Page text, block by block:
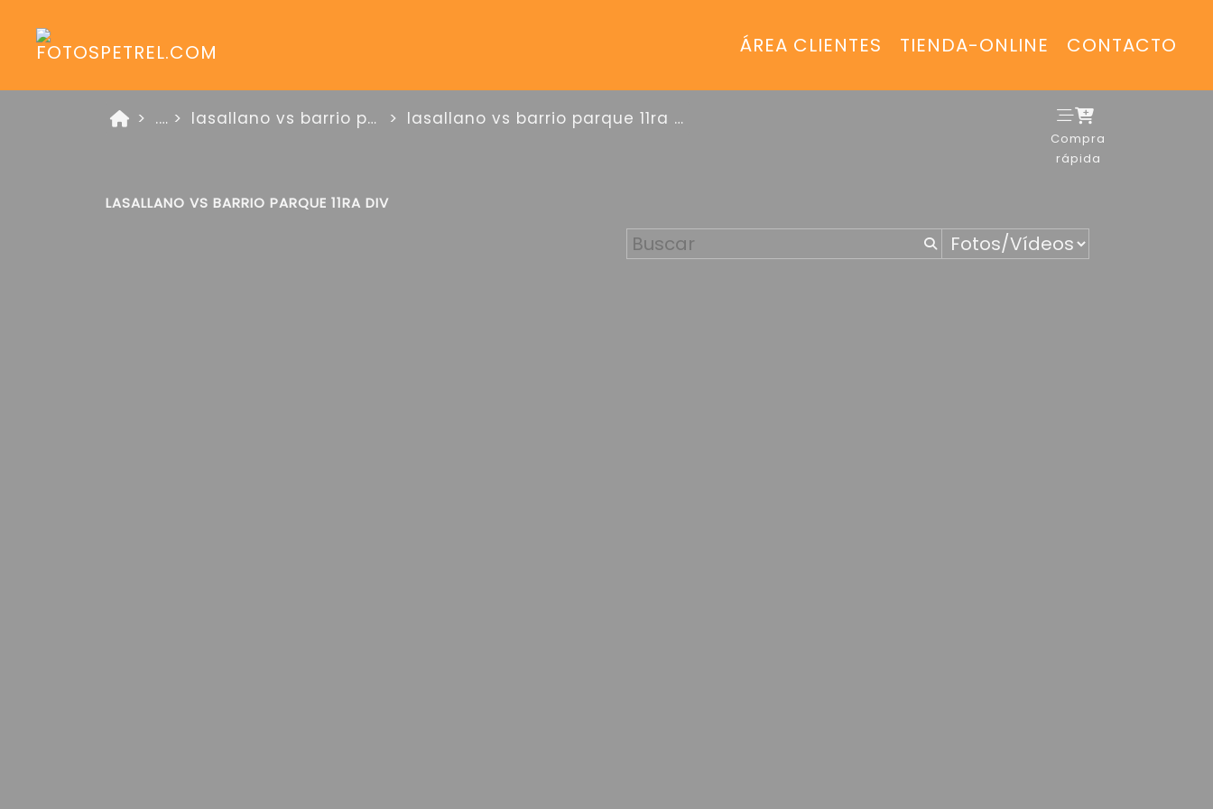
ÁREA CLIENTES TIENDA-ONLINE CONTACTO
... lasallano vs barrio parque linea oro 21 de septiembre de 2025 lasallano vs barrio parque 11ra div
Compra
rápida
LASALLANO VS BARRIO PARQUE 11RA DIV